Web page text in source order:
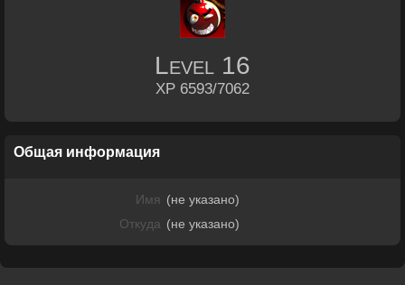
Level 16
XP 6593/7062
Общая информация
Имя (не указано)
Откуда (не указано)